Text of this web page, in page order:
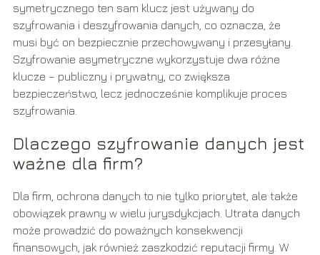
symetrycznego ten sam klucz jest używany do
szyfrowania i deszyfrowania danych, co oznacza, że
musi być on bezpiecznie przechowywany i przesyłany.
Szyfrowanie asymetryczne wykorzystuje dwa różne
klucze – publiczny i prywatny, co zwiększa
bezpieczeństwo, lecz jednocześnie komplikuje proces
szyfrowania.
Dlaczego szyfrowanie danych jest
ważne dla firm?
Dla firm, ochrona danych to nie tylko priorytet, ale także
obowiązek prawny w wielu jurysdykcjach. Utrata danych
może prowadzić do poważnych konsekwencji
finansowych, jak również zaszkodzić reputacji firmy. W